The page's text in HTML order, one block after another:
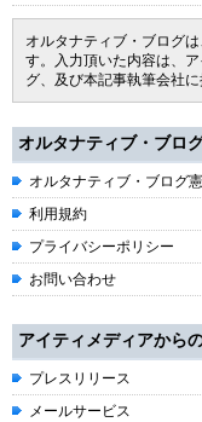
オルタナティブ・ブログ
す。入力頂いた内容は、
グ、及び本記事執筆会社に
オルタナティブ・ブロ
オルタナティブ・ブログ
利用規約
プライバシーポリシー
お問い合わせ
アイティメディアから
プレスリリース
メールサービス